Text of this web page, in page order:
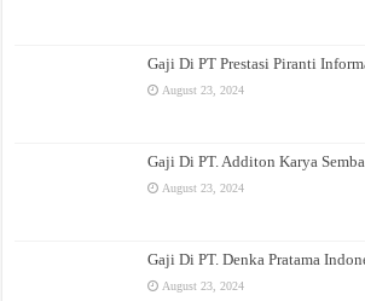
Gaji Di PT Prestasi Piranti
August 23, 2024
Gaji Di PT. Additon Karya
August 23, 2024
Gaji Di PT. Denka Pratama
August 23, 2024